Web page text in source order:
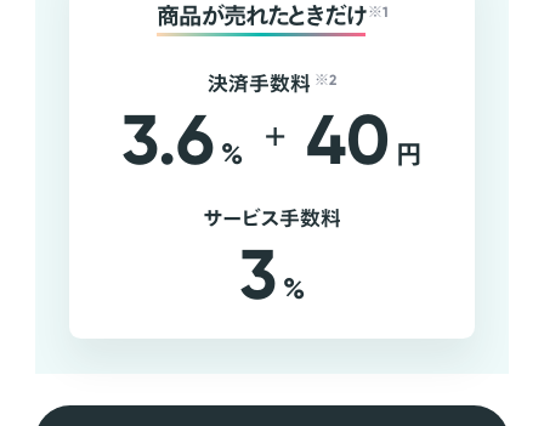
商品が売れたときだけ ※1
決済手数料 ※2
3.6 % + 40 円
サービス手数料
3 %